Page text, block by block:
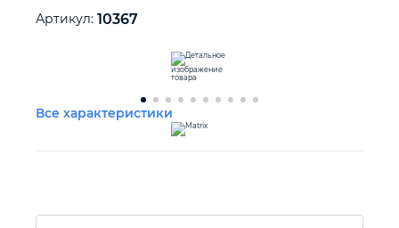
Слесарный инструмент
Столярный инструмент
Садовый инвентарь
Артикул: 10367
Все характеристики